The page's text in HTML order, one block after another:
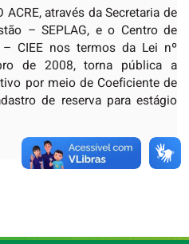
ACRE, através da Secretaria de
– SEPLAG, e o Centro de
– CIEE nos termos da Lei nº
de 2008, torna pública a
por meio de Coeficiente de
de reserva para estágio